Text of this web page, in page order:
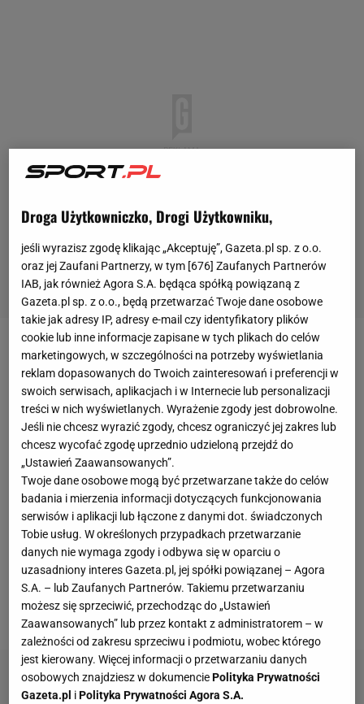
Quincy Promes ma za sobą 50 oficjalnych występów
w reprezentacji Holandii, w których strzelił siedem
goli i zanotował siedem asyst. Zawodnik Spartaka
Moskwa teraz trafi do więzienia, ponieważ ma dwa
wyroki skazujące. Pierwszy z nich, za który otrzymał
karę 1,5 roku pozbawienia wolności, dotyczy
dźgnięcia nożem swojego kuzyna. Za udział w
zorganizowanej grupie przestępczej, która
zajmowała się przemytem narkotyków, Promes
otrzymał karę sześciu lat więzienia. Ze względu na
brak umowy między Holandią a Rosją nie mogło
dojść do ekstradycji.
Droga Użytkowniczko, Drogi Użytkowniku,
jeśli wyrazisz zgodę klikając „Akceptuję”, Gazeta.pl sp. z o.o.
oraz jej Zaufani Partnerzy, w tym [676] Zaufanych Partnerów
IAB, jak również Agora S.A. będąca spółką powiązaną z
Gazeta.pl sp. z o.o., będą przetwarzać Twoje dane osobowe
takie jak adresy IP, adresy e-mail czy identyfikatory plików
cookie lub inne informacje zapisane w tych plikach do celów
marketingowych, w szczególności na potrzeby wyświetlania
reklam dopasowanych do Twoich zainteresowań i preferencji w
swoich serwisach, aplikacjach i w Internecie lub personalizacji
treści w nich wyświetlanych. Wyrażenie zgody jest dobrowolne.
Jeśli nie chcesz wyrazić zgody, chcesz ograniczyć jej zakres lub
chcesz wycofać zgodę uprzednio udzieloną przejdź do
„Ustawień Zaawansowanych”.
Twoje dane osobowe mogą być przetwarzane także do celów
badania i mierzenia informacji dotyczących funkcjonowania
serwisów i aplikacji lub łączone z danymi dot. świadczonych
Tobie usług. W określonych przypadkach przetwarzanie
danych nie wymaga zgody i odbywa się w oparciu o
uzasadniony interes Gazeta.pl, jej spółki powiązanej – Agora
S.A. – lub Zaufanych Partnerów. Takiemu przetwarzaniu
możesz się sprzeciwić, przechodząc do „Ustawień
Zaawansowanych” lub przez kontakt z administratorem – w
zależności od zakresu sprzeciwu i podmiotu, wobec którego
jest kierowany. Więcej informacji o przetwarzaniu danych
osobowych znajdziesz w dokumenciePolityka Prywatności
Gazeta.pl iPolityka Prywatności Agora S.A.